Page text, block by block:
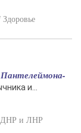
и...
ДНР и ЛНР